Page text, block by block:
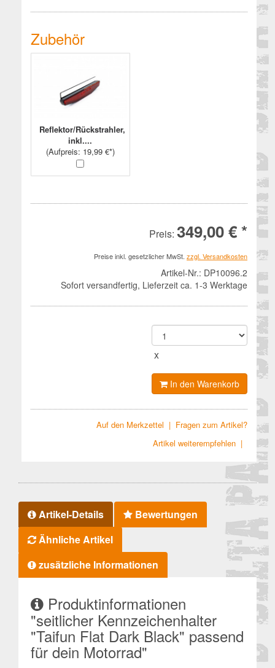
Zubehör
Reflektor/Rückstrahler,
inkl....
(Aufpreis: 19,99 €*)
Preis: 349,00 € *
Preise inkl. gesetzlicher MwSt. zzgl. Versandkosten
Artikel-Nr.: DP10096.2
Sofort versandfertig, Lieferzeit ca. 1-3 Werktage
x
In den Warenkorb
Fragen zum Artikel?
Auf den Merkzettel |
Artikel weiterempfehlen |
Artikel-Details
Bewertungen
Ähnliche Artikel
zusätzliche Informationen
Produktinformationen
"seitlicher Kennzeichenhalter
"Taifun Flat Dark Black" passend
für dein Motorrad"